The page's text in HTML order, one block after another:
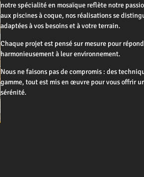
notre spécialité en mosaïque reflète notre
aux piscines à coque, nos réalisations se
adaptées à vos besoins et à votre terrain.
Chaque projet est pensé sur mesure pour
harmonieusement à leur environnement.
Nous ne faisons pas de compromis : des
gamme, tout est mis en œuvre pour vous offrir
sérénité.